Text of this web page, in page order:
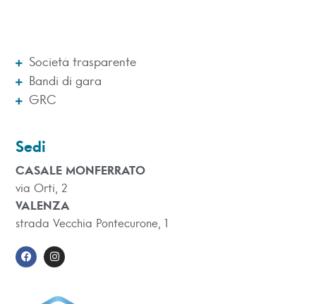
Società trasparente
Bandi di gara
GRC
Sedi
CASALE MONFERRATO
via Orti, 2
VALENZA
strada Vecchia Pontecurone, 1